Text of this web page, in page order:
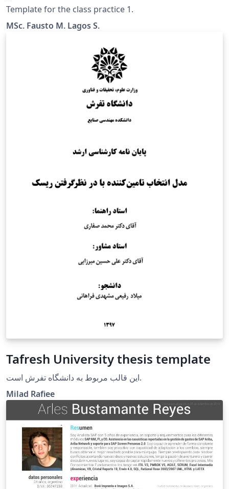
Template for the class practice 1.
MSc. Fausto M. Lagos S.
Tafresh University thesis template
این قالب مربوط به دانشگاه تفرش است.
Milad Rafiee